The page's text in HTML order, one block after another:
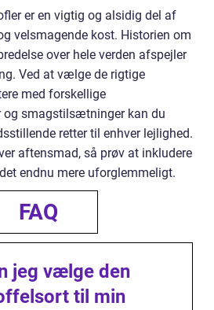
er en vigtig og alsidig del af
velsmagende kost. Historien om
over hele verden afspejler
Ved at vælge de rigtige
med forskellige
og smagstilsætninger kan du
retter til enhver lejlighed.
aftensmad, så prøv at inkludere
endnu mere uforglemmeligt.
FAQ
jeg vælge den
til min